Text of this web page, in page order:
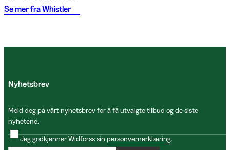
Se mer fraWhistler
Nyhetsbrev
Meld deg på vårt nyhetsbrev for å få utvalgte tilbud og de siste
nyhetene.
Jeg godkjenner Widforss sin personvernerklæring.